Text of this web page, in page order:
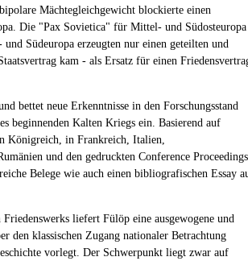
Mächtegleichgewicht blockierte einen
Die "Pax Sovietica" für Mittel- und Südosteuropa
Südeuropa erzeugten nur einen geteilten und
kam - als Ersatz für einen
bettet neue Erkenntnisse in den Forschungsstand
beginnenden Kalten Kriegs ein. Basierend auf
Königreich, in Frankreich, Italien,
und den gedruckten Conference Proceedings
Belege wie auch einen bibliografischen Essay
liefert Fülöp eine ausgewogene und
den klassischen Zugang nationaler Betrachtung
vorlegt. Der Schwerpunkt liegt zwar auf